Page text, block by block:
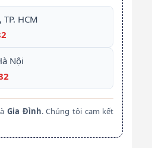
HCM
Nội
Gia Đình. Chúng tôi cam kết